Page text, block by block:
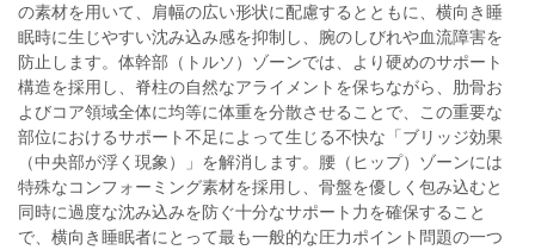
の素材を用いて、肩幅の広い形状に配慮するとともに、横向き睡
眠時に生じやすい沈み込み感を抑制し、腕のしびれや血流障害を
防止します。体幹部（トルソ）ゾーンでは、より硬めのサポート
構造を採用し、脊柱の自然なアライメントを保ちながら、肋骨お
よびコア領域全体に均等に体重を分散させることで、この重要な
部位におけるサポート不足によって生じる不快な「ブリッジ効果
（中央部が浮く現象）」を解消します。腰（ヒップ）ゾーンには
特殊なコンフォーミング素材を採用し、骨盤を優しく包み込むと
同時に過度な沈み込みを防ぐ十分なサポート力を確保すること
で、横向き睡眠者にとって最も一般的な圧力ポイント問題の一つ